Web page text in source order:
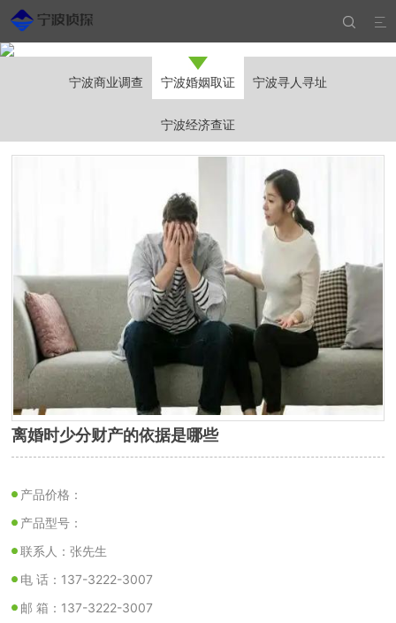


宁波商业调查 宁波婚姻取证 宁波寻人寻址
宁波经济查证
离婚时少分财产的依据是哪些
产品价格：
产品型号：
联系人：张先生
电 话：137-3222-3007
邮 箱：137-3222-3007